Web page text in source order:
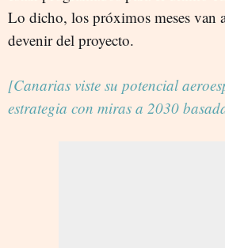
Lo dicho, los próximos meses van
devenir del proyecto.
[Canarias viste su potencial
estrategia con miras a 2030